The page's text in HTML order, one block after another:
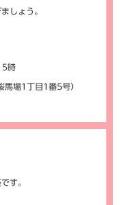
しょう。
時
馬場1丁目1番5号）
す。